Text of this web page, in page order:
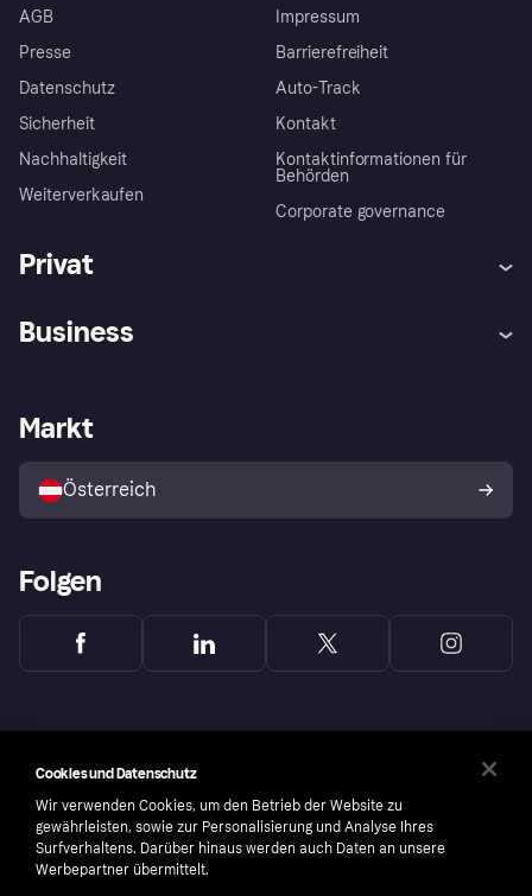
AGB
Presse
Datenschutz
Sicherheit
Nachhaltigkeit
Weiterverkaufen
Impressum
Barrierefreiheit
Auto-Track
Kontakt
Kontaktinformationen für
Behörden
Corporate governance
Privat
Shops entdecken
Business
Händlerportal
Markt
Österreich
Folgen
Cookies und Datenschutz
Wir verwenden Cookies, um den Betrieb der Website zu
gewährleisten, sowie zur Personalisierung und Analyse Ihres
Surfverhaltens. Darüber hinaus werden auch Daten an unsere
Werbepartner übermittelt.